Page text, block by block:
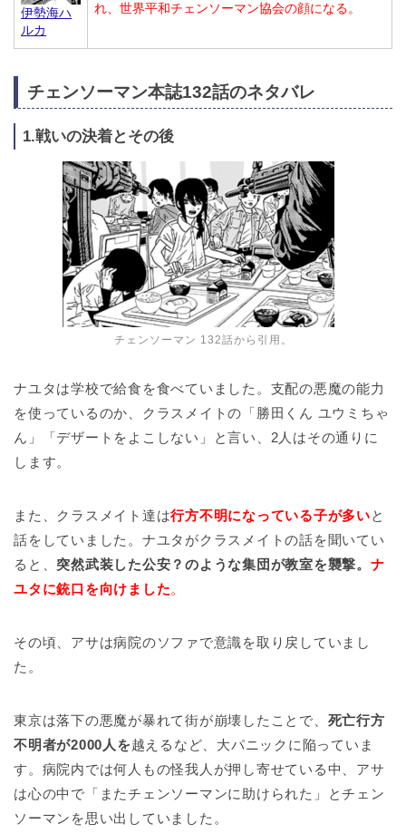
伊勢海ハ
ルカ
れ、世界平和チェンソーマン協会の顔になる。
チェンソーマン本誌132話のネタバレ
1.戦いの決着とその後
チェンソーマン 132話から引用。
ナユタは学校で給食を食べていました。支配の悪魔の能力
を使っているのか、クラスメイトの「勝田くん ユウミちゃ
ん」「デザートをよこしない」と言い、2人はその通りに
します。
また、クラスメイト達は行方不明になっている子が多いと
話をしていました。ナユタがクラスメイトの話を聞いてい
ると、 突然武装した公安？のような集団が教室を襲撃。ナ
ユタに銃口を向けました。
その頃、アサは病院のソファで意識を取り戻していまし
た。
東京は落下の悪魔が暴れて街が崩壊したことで、 死亡行方
不明者が2000人を越えるなど、大パニックに陥っていま
す。病院内では何人もの怪我人が押し寄せている中、アサ
は心の中で「またチェンソーマンに助けられた」とチェン
ソーマンを思い出していました。